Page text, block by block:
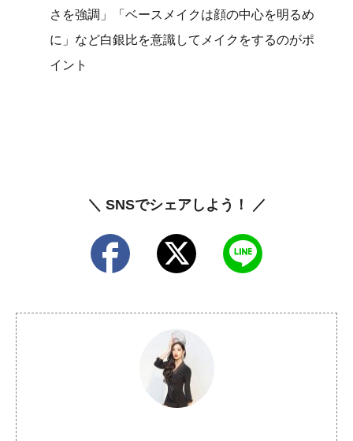
さを強調」「ベースメイクは顔の中心を明るめ
に」など白銀比を意識してメイクをするのがポ
イント
＼ SNSでシェアしよう！ ／